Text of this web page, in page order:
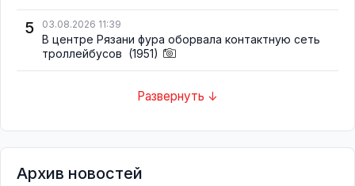
5 03.08.2026 11:39
В центре Рязани фура оборвала контактную сеть
троллейбусов (1951)
Развернуть ↓
Архив новостей